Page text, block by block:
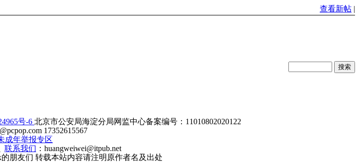
查看新帖 |
号-6 北京市公安局海淀分局网监中心备案编号：11010802020122
17352615567
成年举报专区
联系我们 ：huangweiwei@itpub.net
朋友们 转载本站内容请注明原作者名及出处